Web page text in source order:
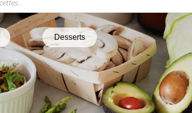
Desserts